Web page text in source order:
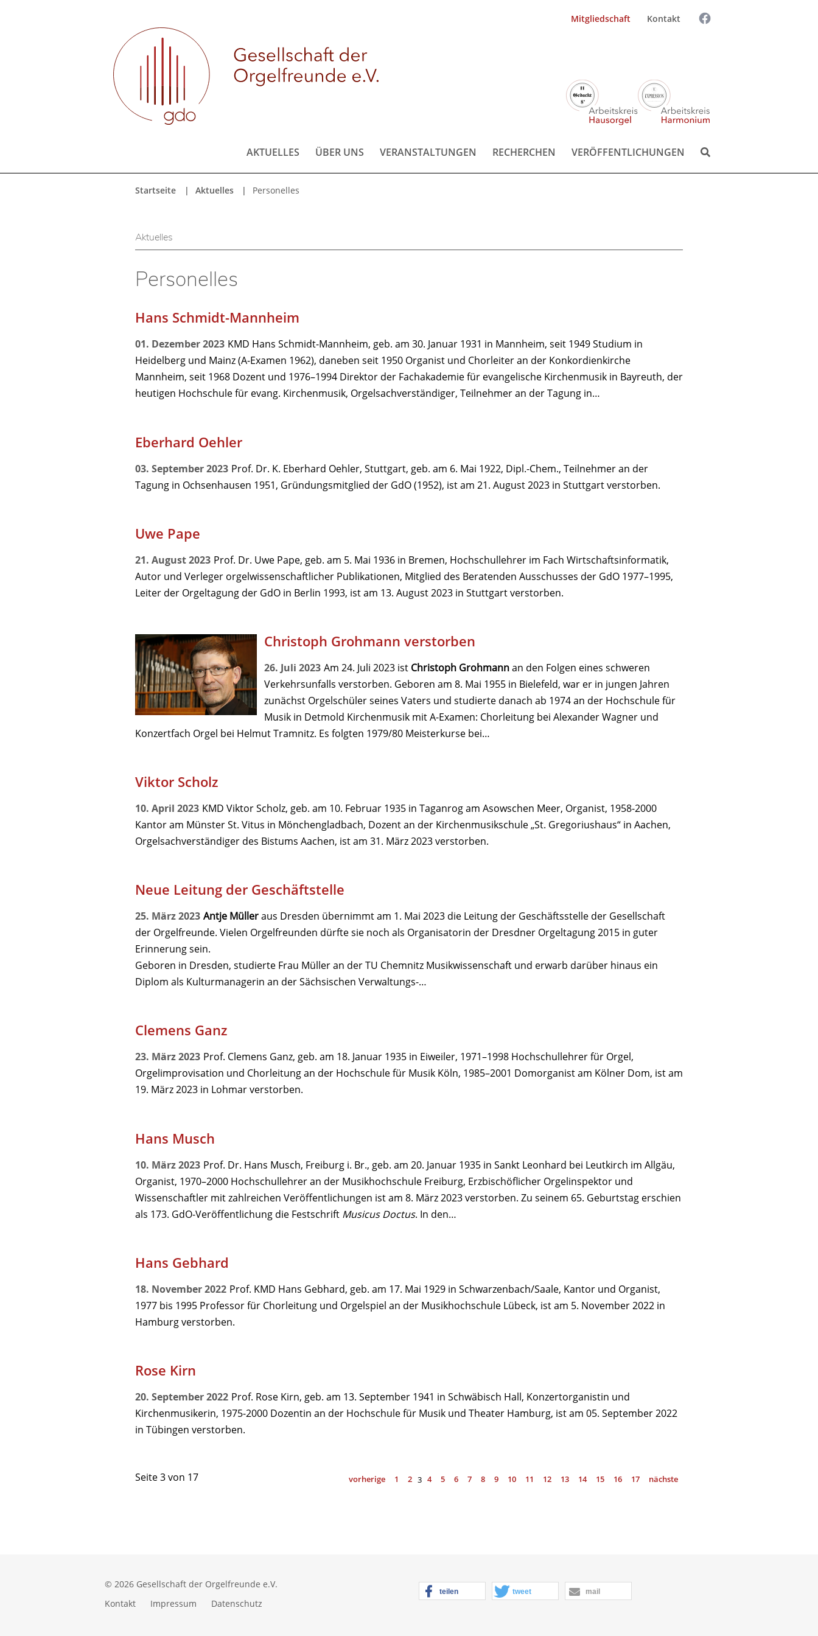
Mitgliedschaft Kontakt
AKTUELLES ÜBER UNS VERANSTALTUNGEN RECHERCHEN VERÖFFENTLICHUNGEN
Startseite Aktuelles Personelles
Aktuelles
Personelles
Hans Schmidt-Mannheim
01. Dezember 2023 KMD Hans Schmidt-Mannheim, geb. am 30. Januar 1931 in Mannheim, seit 1949 Studium in
Heidelberg und Mainz (A-Examen 1962), daneben seit 1950 Organist und Chorleiter an der Konkordienkirche
Mannheim, seit 1968 Dozent und 1976–1994 Direktor der Fachakademie für evangelische Kirchenmusik in Bayreuth, der
heutigen Hochschule für evang. Kirchenmusik, Orgelsachverständiger, Teilnehmer an der Tagung in…
Eberhard Oehler
03. September 2023 Prof. Dr. K. Eberhard Oehler, Stuttgart, geb. am 6. Mai 1922, Dipl.-Chem., Teilnehmer an der
Tagung in Ochsenhausen 1951, Gründungsmitglied der GdO (1952), ist am 21. August 2023 in Stuttgart verstorben.
Uwe Pape
21. August 2023 Prof. Dr. Uwe Pape, geb. am 5. Mai 1936 in Bremen, Hochschullehrer im Fach Wirt­schaftsinformatik,
Autor und Verleger orgelwissenschaftlicher Publikationen, Mitglied des Beratenden Ausschusses der GdO 1977–1995,
Leiter der Orgeltagung der GdO in Berlin 1993, ist am 13. August 2023 in Stuttgart verstorben.
Christoph Grohmann verstorben
26. Juli 2023 Am 24. Juli 2023 ist Christoph Grohmannan den Folgen eines schweren
Verkehrsunfalls verstorben. Geboren am 8. Mai 1955 in Bielefeld, war er in jungen Jahren
zunächst Orgelschüler seines Vaters und studierte danach ab 1974 an der Hochschule für
Musik in Detmold Kirchenmusik mit A-Examen: Chorleitung bei Alexander Wagner und
Konzertfach Orgel bei Helmut Tramnitz. Es folgten 1979/80 Meisterkurse bei…
Viktor Scholz
10. April 2023 KMD Viktor Scholz, geb. am 10. Februar 1935 in Taganrog am Asowschen Meer, Organist, 1958-2000
Kantor am Münster St. Vitus in Mönchengladbach, Dozent an der Kirchenmusikschule „St. Gregoriushaus“ in Aachen,
Orgelsachverständiger des Bistums Aachen, ist am 31. März 2023 verstorben.
Neue Leitung der Geschäftstelle
25. März 2023 Antje Mülleraus Dresden übernimmt am 1. Mai 2023 die Leitung der Geschäftsstelle der Gesellschaft
der Orgelfreunde. Vielen Orgelfreunden dürfte sie noch als Organisatorin der Dresdner Orgeltagung 2015 in guter
Erinnerung sein.
Geboren in Dresden, studierte Frau Müller an der TU Chemnitz Musikwissenschaft und erwarb darüber hinaus ein
Diplom als Kultur­managerin an der Sächsischen Verwaltungs-…
Clemens Ganz
23. März 2023 Prof. Clemens Ganz, geb. am 18. Januar 1935 in Eiweiler, 1971–1998 Hochschullehrer für Orgel,
Orgelimprovisation und Chorleitung an der Hochschule für Musik Köln, 1985–2001 Domorganist am Kölner Dom, ist am
19. März 2023 in Lohmar verstorben.
Hans Musch
10. März 2023 Prof. Dr. Hans Musch, Freiburg i. Br., geb. am 20. Januar 1935 in Sankt Leonhard bei Leutkirch im Allgäu,
Organist, 1970–2000 Hochschullehrer an der Musikhochschule Freiburg, Erzbischöflicher Orgelinspektor und
Wissenschaftler mit zahlreichen Veröffentlichungen ist am 8. März 2023 verstorben. Zu seinem 65. Geburtstag erschien
als 173. GdO-Veröffentlichung die Festschrift Musicus Doctus. In den…
Hans Gebhard
18. November 2022 Prof. KMD Hans Gebhard, geb. am 17. Mai 1929 in Schwarzenbach/Saale, Kantor und Organist,
1977 bis 1995 Professor für Chorleitung und Orgelspiel an der Musikhochschule Lübeck, ist am 5. November 2022 in
Hamburg verstorben.
Rose Kirn
20. September 2022 Prof. Rose Kirn, geb. am 13. September 1941 in Schwäbisch Hall, Konzertorganistin und
Kirchenmusikerin, 1975-2000 Dozentin an der Hochschule für Musik und Theater Hamburg, ist am 05. September 2022
in Tübingen verstorben.
Seite 3 von 17 vorherige 1 2 3 4 5 6 7 8 9 10 11 12 13 14 15 16 17 nächste
© 2026 Gesellschaft der Orgelfreunde e.V.
Kontakt
Impressum Datenschutz
teilen tweet mail